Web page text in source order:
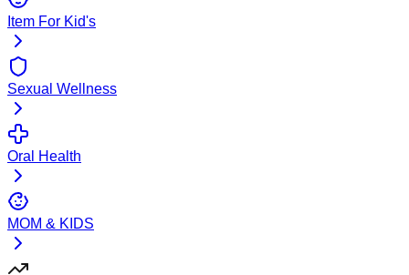
Item For Kid's
Sexual Wellness
Oral Health
MOM & KIDS